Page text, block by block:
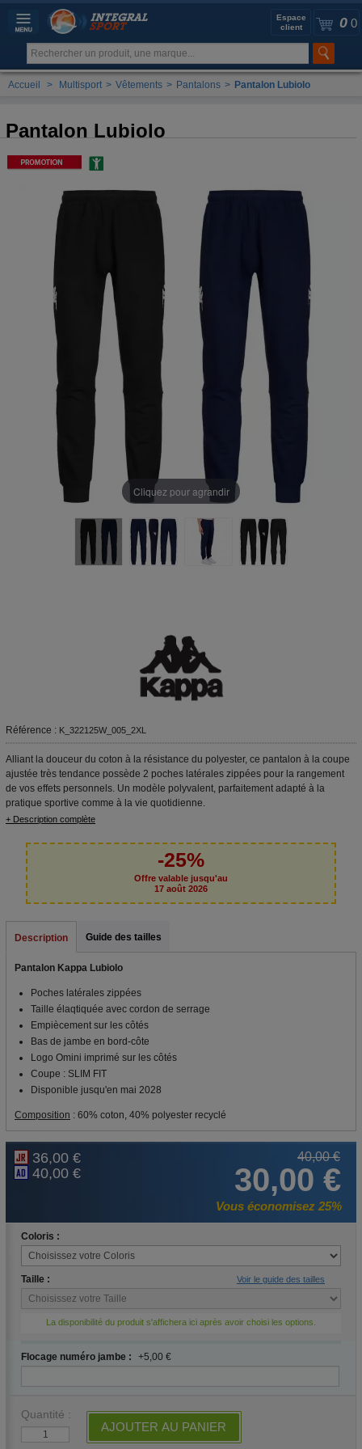
0 0
Espace
client
Accueil > Multisport > Vêtements > Pantalons > Pantalon Lubiolo
Pantalon Lubiolo
Cliquez pour agrandir
Référence : K_322125W_005_2XL
Alliant la douceur du coton à la résistance du polyester, ce pantalon à la coupe
ajustée très tendance possède 2 poches latérales zippées pour la rangement
de vos effets personnels. Un modèle polyvalent, parfaitement adapté à la
pratique sportive comme à la vie quotidienne.
+ Description complète
-25%
Offre valable jusqu'au
17 août 2026
Description Guide des tailles
Pantalon Kappa Lubiolo
Poches latérales zippées
Taille élaqtiquée avec cordon de serrage
Empiècement sur les côtés
Bas de jambe en bord-côte
Logo Omini imprimé sur les côtés
Coupe : SLIM FIT
Disponible jusqu'en mai 2028
Composition : 60% coton, 40% polyester recyclé
36,00 €
40,00 €
40,00 €
30,00 €
Vous économisez 25%
Coloris :
Taille : Voir le guide des tailles
La disponibilité du produit s'affichera ici après avoir choisi les options.
Flocage numéro jambe : +5,00 €
Quantité :
AJOUTER AU PANIER